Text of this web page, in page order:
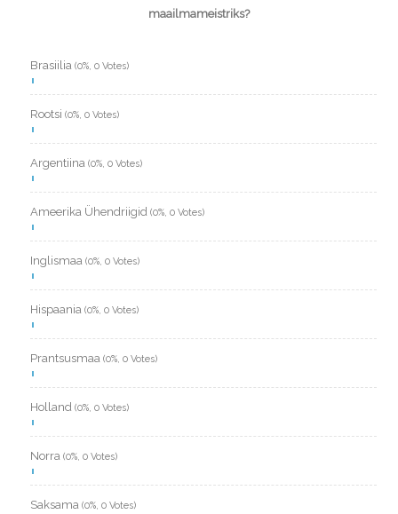
maailmameistriks?
Brasiilia (0%, 0 Votes)
Rootsi (0%, 0 Votes)
Argentiina (0%, 0 Votes)
Ameerika Ühendriigid (0%, 0 Votes)
Inglismaa (0%, 0 Votes)
Hispaania (0%, 0 Votes)
Prantsusmaa (0%, 0 Votes)
Holland (0%, 0 Votes)
Norra (0%, 0 Votes)
Saksama (0%, 0 Votes)